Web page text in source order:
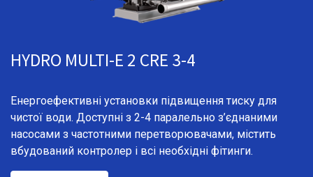
HYDRO MULTI-E 2 CRE 3-4
Енергоефективні установки підвищення тиску для
чистої води. Доступні з 2-4 паралельно з’єднаними
насосами з частотними перетворювачами, містить
вбудований контролер і всі необхідні фітинги.